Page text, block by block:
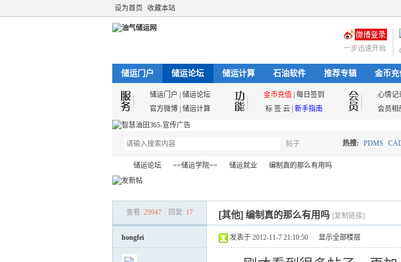
设为首页 收藏本站
一步迅速开始
储运门户 储运论坛 储运计算 石油软件 推荐专辑 金币充
储运门户 储运论坛 金币充值 每日签到 心情记
官方微博 储运计算 标 签 云 新手指南 会员相
帖子
搜
索
热搜: PDMS
储运论坛 ==储运学院== 储运就业
›
编制真的那么有用吗
查看: 29947 回复: 17 [其他] 编制真的那么有用吗 [复制链接]
hongfei 发表于 2012-11-7 21:10:50 显示全部楼层